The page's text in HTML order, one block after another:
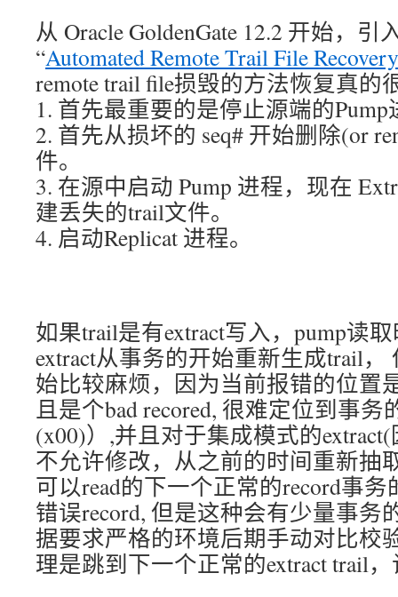
从 Oracle GoldenGate 12.2 开始，引
“Automated Remote Trail File Recovery
remote trail file损毁的方法恢复真的
1. 首先最重要的是停止源端的Pump
2. 首先从损坏的 seq# 开始删除(or
件。
3. 在源中启动 Pump 进程，现在
建丢失的trail文件。
4. 启动Replicat 进程。
如果trail是有extract写入，pump读
extract从事务的开始重新生成trail
始比较麻烦，因为当前报错的位置
且是个bad recored, 很难定位到事务
(x00)）,并且对于集成模式的
不允许修改，从之前的时间重新抽
可以read的下一个正常的record事
错误record, 但是这种会有少量事务
据要求严格的环境后期手动对比校
理是跳到下一个正常的extract trail